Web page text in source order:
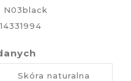
N03black
Skóra naturalna